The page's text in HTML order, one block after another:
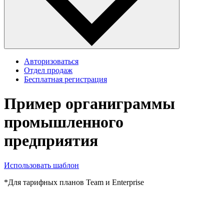
Авторизоваться
Отдел продаж
Бесплатная регистрация
Пример органиграммы
промышленного
предприятия
Использовать шаблон
*Для тарифных планов Team и Enterprise